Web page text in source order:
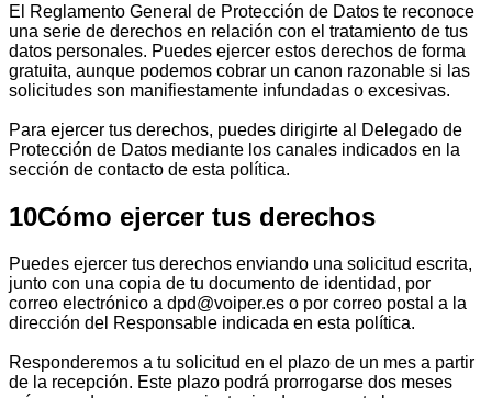
El Reglamento General de Protección de Datos te reconoce
una serie de derechos en relación con el tratamiento de tus
datos personales. Puedes ejercer estos derechos de forma
gratuita, aunque podemos cobrar un canon razonable si las
solicitudes son manifiestamente infundadas o excesivas.
Para ejercer tus derechos, puedes dirigirte al Delegado de
Protección de Datos mediante los canales indicados en la
sección de contacto de esta política.
10Cómo ejercer tus derechos
Puedes ejercer tus derechos enviando una solicitud escrita,
junto con una copia de tu documento de identidad, por
correo electrónico a dpd@voiper.es o por correo postal a la
dirección del Responsable indicada en esta política.
Responderemos a tu solicitud en el plazo de un mes a partir
de la recepción. Este plazo podrá prorrogarse dos meses